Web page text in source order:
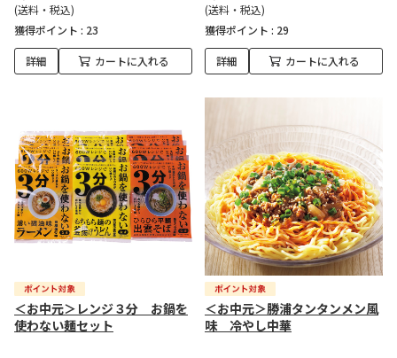
(送料・税込)
獲得ポイント : 23
詳細 カートに入れる
(送料・税込)
獲得ポイント : 29
詳細 カートに入れる
＜お中元＞レンジ３分 お鍋を
使わない麺セット
＜お中元＞勝浦タンタンメン風
味 冷やし中華